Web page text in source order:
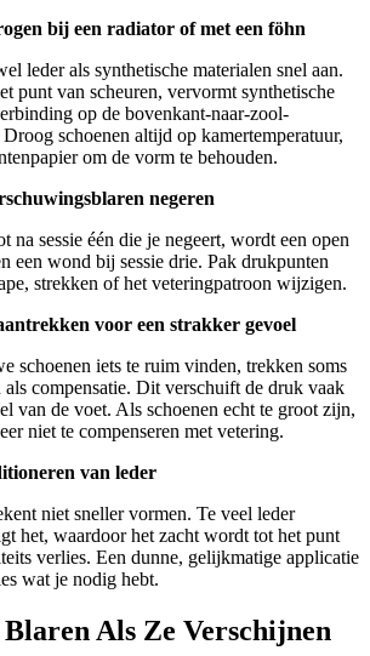
bij een radiator of met een föhn
leder als synthetische materialen snel aan.
punt van scheuren, vervormt synthetische
op de bovenkant-naar-zool-
schoenen altijd op kamertemperatuur,
om de vorm te behouden.
negeren
na sessie één die je negeert, wordt een open
een wond bij sessie drie. Pak drukpunten
strekken of het veteringpatroon wijzigen.
voor een strakker gevoel
schoenen iets te ruim vinden, trekken soms
als compensatie. Dit verschuift de druk vaak
van de voet. Als schoenen echt te groot zijn,
niet te compenseren met vetering.
van leder
niet sneller vormen. Te veel leder
het, waardoor het zacht wordt tot het punt
verlies. Een dunne, gelijkmatige applicatie
wat je nodig hebt.
Als Ze Verschijnen